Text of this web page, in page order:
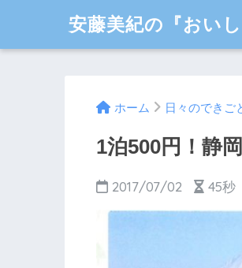
安藤美紀の『おい
ホーム 日々のできご
1泊500円！静
2017/07/02 45秒